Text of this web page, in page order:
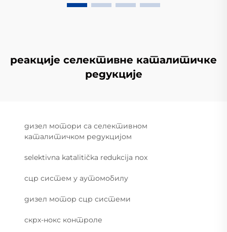
реакције селективне каталитичке
редукције
дизел мотори са селективном
каталитичком редукцијом
selektivna katalitička redukcija nox
сцр систем у аутомобилу
дизел мотор сцр системи
скрх-нокс контроле